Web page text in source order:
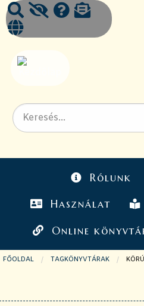
Rólunk
Használat
Online
FŐOLDAL TAGKÖNYVTÁRAK